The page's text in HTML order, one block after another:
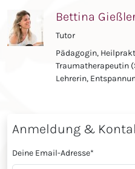
Bettina
Tutor
Pädagogin,
Traumatherapeutin
Lehrerin,
Anmeldung &
Deine Email-Adresse*